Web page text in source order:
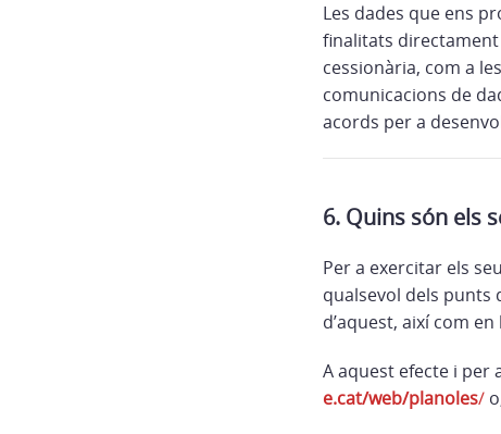
Les dades que ens
finalitats
cessionària, com a
comunicacions de
acords per a
6. Quins són els
Per a exercitar els
qualsevol dels punts
d’aquest, així com
A aquest efecte i per
e.cat/web/planoles/